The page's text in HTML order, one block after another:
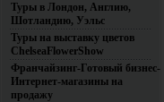
Туры в Лондон, Англию,
Шотландию, Уэльс
Туры на выставку цветов
ChelseaFlowerShow
Франчайзинг-Готовый бизнес-
Интернет-магазины на
продажу